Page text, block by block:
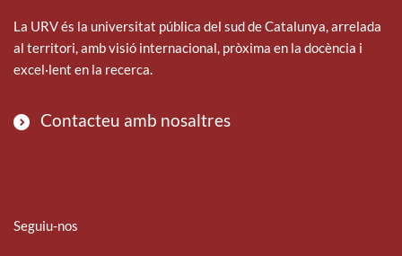
La URV és la universitat pública del sud de Catalunya, arrelada
al territori, amb visió internacional, pròxima en la docència i
excel·lent en la recerca.
Contacteu amb nosaltres
Seguiu-nos